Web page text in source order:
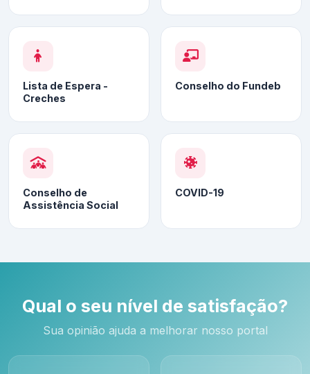
Lista de Espera -
Creches
Conselho do Fundeb
Conselho de
Assistência Social
COVID-19
Qual o seu nível de satisfação?
Sua opinião ajuda a melhorar nosso portal